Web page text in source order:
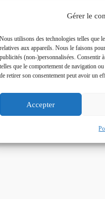
Gérer le
Nous utilisons des technologies telles que
relatives aux appareils. Nous le faisons
publicités (non-)personnalisées. Consentir
telles que le comportement de navigation
de retirer son consentement peut avoir un
Accepter